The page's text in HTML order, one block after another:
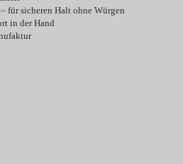
für sicheren Halt ohne Würgen
in der Hand